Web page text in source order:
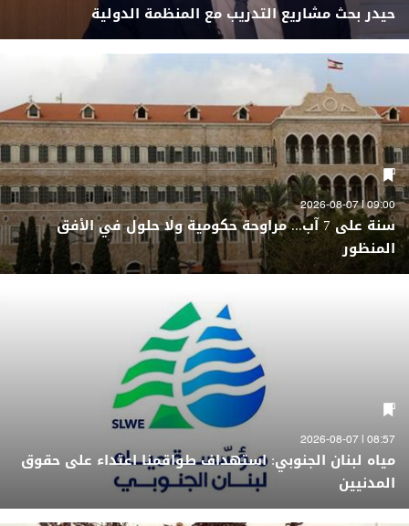
حيدر بحث مشاريع التدريب مع المنظمة الدولية
09:00 | 2026-08-07
سنة على 7 آب... مراوحة حكومية ولا حلول في الأفق
المنظور
08:57 | 2026-08-07
مياه لبنان الجنوبي: استهداف طواقمنا اعتداء على حقوق
المدنيين